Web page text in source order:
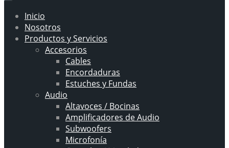
Inicio
Nosotros
Productos y Servicios
Accesorios
Cables
Encordaduras
Estuches y Fundas
Audio
Altavoces / Bocinas
Amplificadores de Audio
Subwoofers
Microfonía